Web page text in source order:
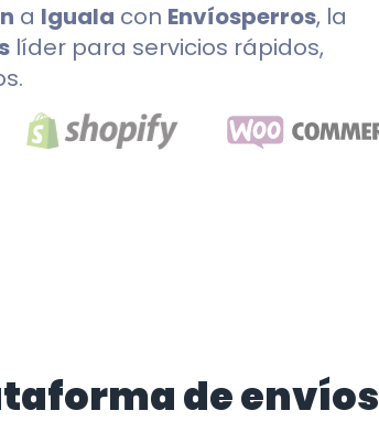
a Iguala con Envíosperros, la
líder para servicios rápidos,
de envíos